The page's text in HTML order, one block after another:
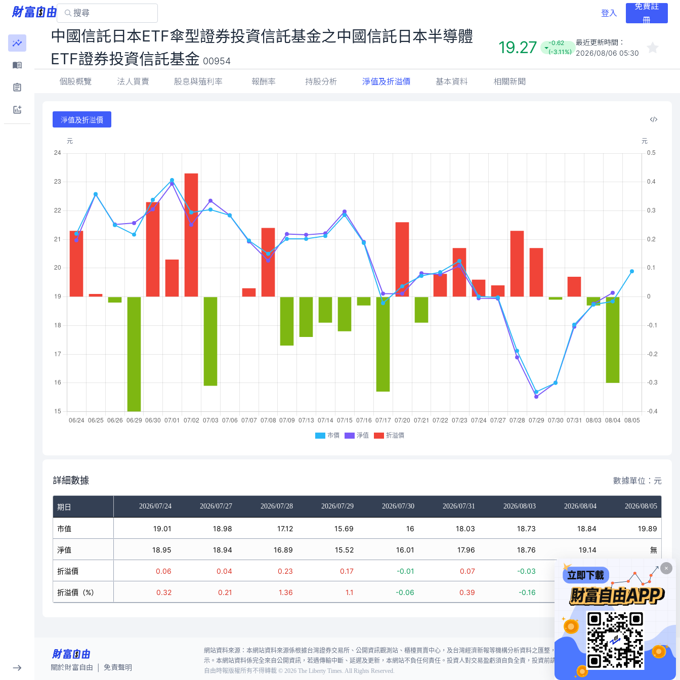
登入
免費註
冊
中國信託日本ETF傘型證券投資信託基金之中國信託日本半導體ETF證券投資
信託基金 00954
個股概覽 法人買賣 股息與殖利率 報酬率 持股分析 淨值及折溢價 基本資料 相關新聞
淨值及折溢價
市價 淨值 折溢價
詳細數據 數據單位：元
期日 2026/07/24 2026/07/27 2026/07/28 2026/07/29 2026/07/30 2026/07/31 2026/08/03 2026/08/04 2026/08/05
市值
淨值
折溢價
折溢價（%）
19.01 18.98 17.12 15.69 16 18.03 18.73 18.84 19.89
18.95 18.94 16.89 15.52 16.01 17.96 18.76 19.14 無
0.06 0.04 0.23 0.17 -0.01 0.07 -0.03 -0.3 無
0.32 0.21 1.36 1.1 -0.06 0.39 -0.16 -1.57 無
關於財富自由 免責聲明
網站資料來源：本網站資料來源係根據台灣證券交易所、公開資訊觀測站、櫃檯買賣中心，及台灣經濟新報等機構分析資料之匯整，本網站對投資人買賣不作任何建議或暗
示。本網站資料係完全來自公開資訊，若遇傳輸中斷、延遲及更新，本網站不負任何責任。投資人對交易盈虧須自負全責，投資前請謹慎評估風險。
自由時報版權所有不得轉載 © 2026 The Liberty Times. All Rights Reserved.